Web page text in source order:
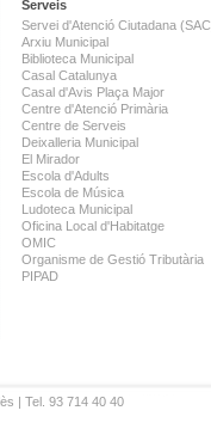
Serveis
Servei d'Atenció Ciutadana
Arxiu Municipal
Biblioteca Municipal
Casal Catalunya
Casal d'Avis Plaça Major
Centre d'Atenció Primària
Centre de Serveis
Deixalleria Municipal
El Mirador
Escola d'Adults
Escola de Música
Ludoteca Municipal
Oficina Local d'Habitatge
OMIC
Organisme de Gestió Tributària
PIPAD
| Tel. 93 714 40 40